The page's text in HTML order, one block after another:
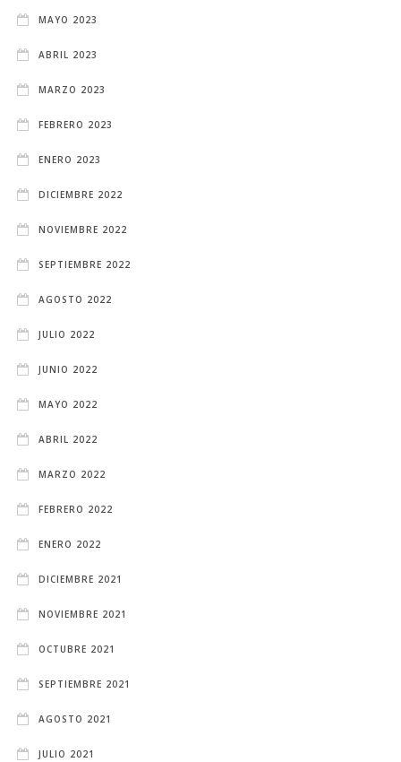
MAYO 2023
ABRIL 2023
MARZO 2023
FEBRERO 2023
ENERO 2023
DICIEMBRE 2022
NOVIEMBRE 2022
SEPTIEMBRE 2022
AGOSTO 2022
JULIO 2022
JUNIO 2022
MAYO 2022
ABRIL 2022
MARZO 2022
FEBRERO 2022
ENERO 2022
DICIEMBRE 2021
NOVIEMBRE 2021
OCTUBRE 2021
SEPTIEMBRE 2021
AGOSTO 2021
JULIO 2021